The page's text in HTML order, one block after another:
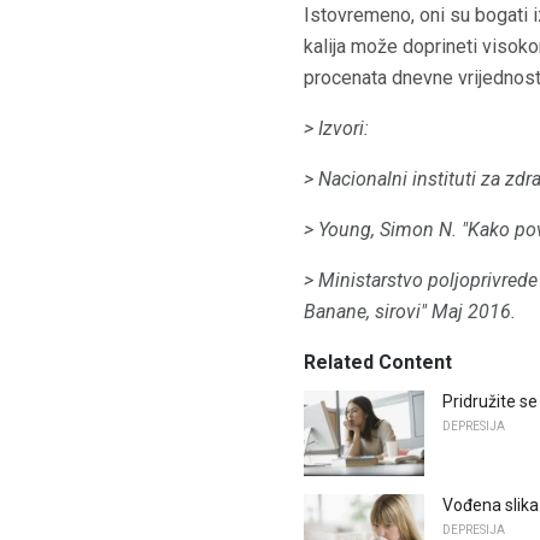
Istovremeno, oni su bogati
kalija može doprineti
procenata dnevne
> Izvori:
> Nacionalni instituti za
> Young, Simon N. "Kako
> Ministarstvo poljoprivrede
Banane, sirovi" Maj 2016.
Related Content
Pridružite
DEPRESIJA
Vođena
DEPRESIJA